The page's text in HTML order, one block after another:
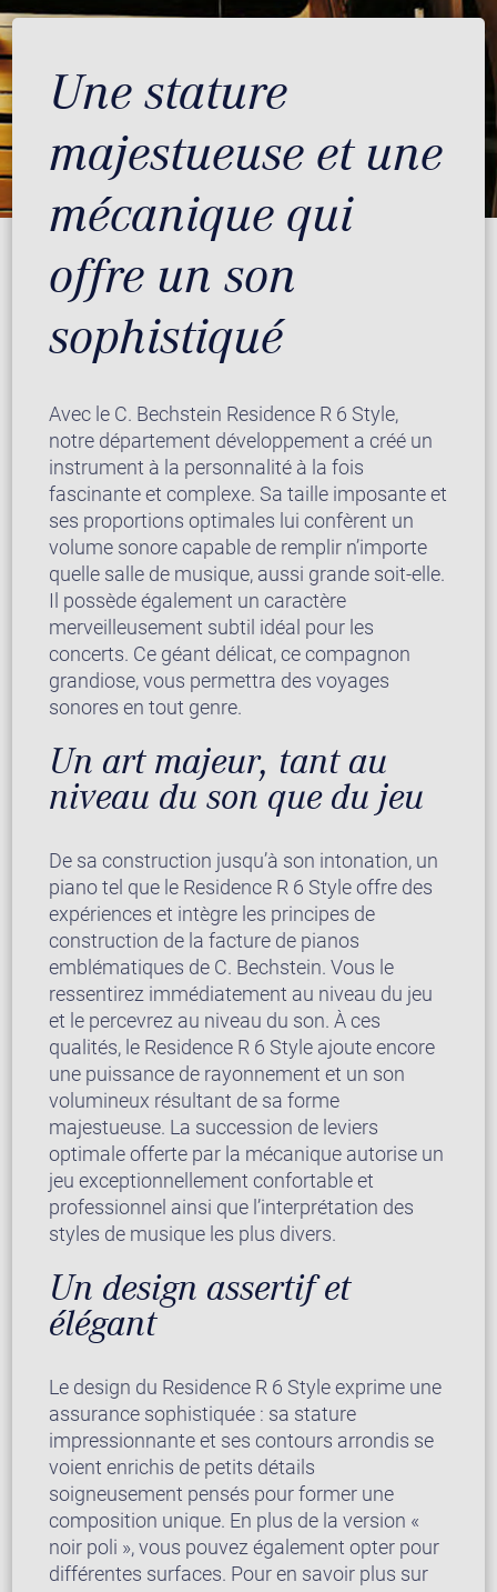
Une stature
majestueuse et une
mécanique qui
offre un son
sophistiqué
Avec le C. Bechstein Residence R 6 Style,
notre département développement a créé un
instrument à la personnalité à la fois
fascinante et complexe. Sa taille imposante et
ses proportions optimales lui confèrent un
volume sonore capable de remplir n’importe
quelle salle de musique, aussi grande soit-elle.
Il possède également un caractère
merveilleusement subtil idéal pour les
concerts. Ce géant délicat, ce compagnon
grandiose, vous permettra des voyages
sonores en tout genre.
Un art majeur, tant au
niveau du son que du jeu
De sa construction jusqu’à son intonation, un
piano tel que le Residence R 6 Style offre des
expériences et intègre les principes de
construction de la facture de pianos
emblématiques de C. Bechstein. Vous le
ressentirez immédiatement au niveau du jeu
et le percevrez au niveau du son. À ces
qualités, le Residence R 6 Style ajoute encore
une puissance de rayonnement et un son
volumineux résultant de sa forme
majestueuse. La succession de leviers
optimale offerte par la mécanique autorise un
jeu exceptionnellement confortable et
professionnel ainsi que l’interprétation des
styles de musique les plus divers.
Un design assertif et
élégant
Le design du Residence R 6 Style exprime une
assurance sophistiquée : sa stature
impressionnante et ses contours arrondis se
voient enrichis de petits détails
soigneusement pensés pour former une
composition unique. En plus de la version «
noir poli », vous pouvez également opter pour
différentes surfaces. Pour en savoir plus sur